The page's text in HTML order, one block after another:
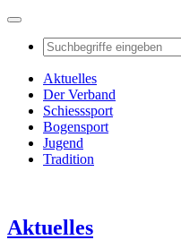
Aktuelles
Der Verband
Schiesssport
Bogensport
Jugend
Tradition
Aktuelles